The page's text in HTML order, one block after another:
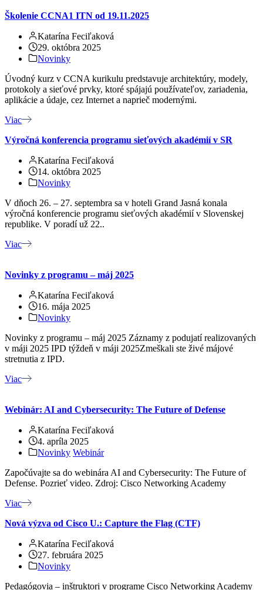
Školenie CCNA1 ITN od 19.11.2025
Katarína Feciľaková
29. októbra 2025
Novinky
Úvodný kurz v CCNA kurikulu predstavuje architektúry, modely,
protokoly a sieťové prvky, ktoré spájajú používateľov, zariadenia,
aplikácie a údaje, cez Internet a naprieč modernými.
Viac
Výročná konferencia programu sieťových akadémií v SR
Katarína Feciľaková
14. októbra 2025
Novinky
V dňoch 26. – 27. septembra sa v hoteli Grand Jasná konala
výročná konferencie programu sieťových akadémií v Slovenskej
republike. V poradí už 22..
Viac
Novinky z programu – máj 2025
Katarína Feciľaková
16. mája 2025
Novinky
Novinky z programu – máj 2025 Záznamy z podujatí realizovaných
v máji 2025 IPD týždeň v máji 2025Zmeškali ste živé májové
stretnutia z IPD.
Viac
Webinár: AI and Cybersecurity: The Future of Defense
Katarína Feciľaková
4. apríla 2025
Novinky Webinár
Započúvajte sa do webinára AI and Cybersecurity: The Future of
Defense. Pozrieť video. Zdroj: Cisco Networking Academy
Viac
Nová výzva od Cisco U.: Capture the Flag (CTF)
Katarína Feciľaková
27. februára 2025
Novinky
Pedagógovia – inštruktori v programe Cisco Networking Academy